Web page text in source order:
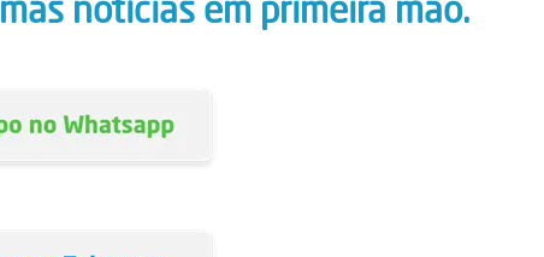
notícias em primeira mão.